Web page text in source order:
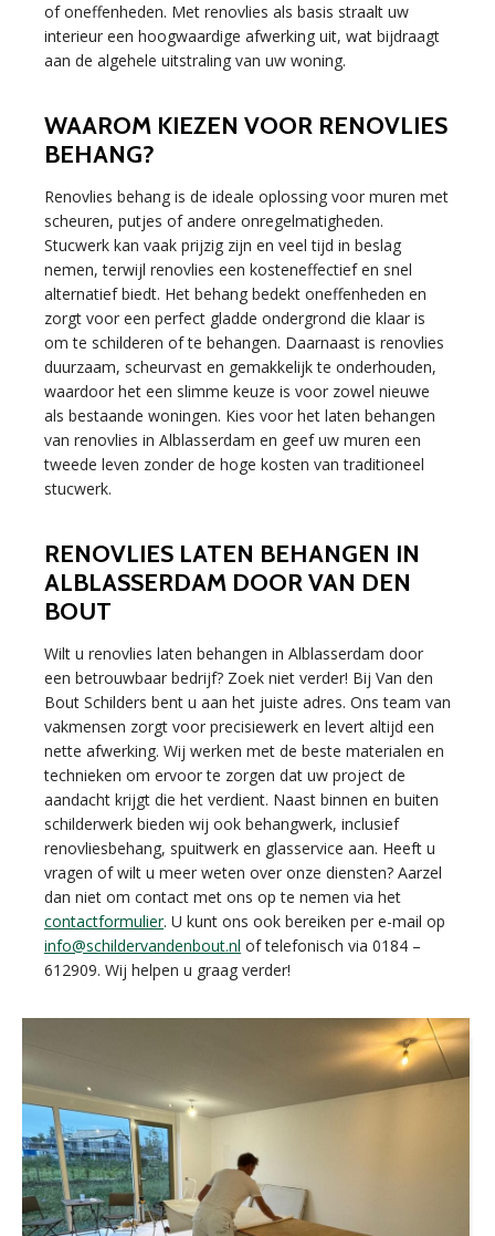
of oneffenheden. Met renovlies als basis straalt uw
interieur een hoogwaardige afwerking uit, wat bijdraagt
aan de algehele uitstraling van uw woning.
WAAROM KIEZEN VOOR RENOVLIES
BEHANG?
Renovlies behang is de ideale oplossing voor muren met
scheuren, putjes of andere onregelmatigheden.
Stucwerk kan vaak prijzig zijn en veel tijd in beslag
nemen, terwijl renovlies een kosteneffectief en snel
alternatief biedt. Het behang bedekt oneffenheden en
zorgt voor een perfect gladde ondergrond die klaar is
om te schilderen of te behangen. Daarnaast is renovlies
duurzaam, scheurvast en gemakkelijk te onderhouden,
waardoor het een slimme keuze is voor zowel nieuwe
als bestaande woningen. Kies voor het laten behangen
van renovlies in Alblasserdam en geef uw muren een
tweede leven zonder de hoge kosten van traditioneel
stucwerk.
RENOVLIES LATEN BEHANGEN IN
ALBLASSERDAM DOOR VAN DEN
BOUT
Wilt u renovlies laten behangen in Alblasserdam door
een betrouwbaar bedrijf? Zoek niet verder! Bij Van den
Bout Schilders bent u aan het juiste adres. Ons team van
vakmensen zorgt voor precisiewerk en levert altijd een
nette afwerking. Wij werken met de beste materialen en
technieken om ervoor te zorgen dat uw project de
aandacht krijgt die het verdient. Naast binnen en buiten
schilderwerk bieden wij ook behangwerk, inclusief
renovliesbehang, spuitwerk en glasservice aan. Heeft u
vragen of wilt u meer weten over onze diensten? Aarzel
dan niet om contact met ons op te nemen via het
contactformulier. U kunt ons ook bereiken per e-mail op
info@schildervandenbout.nl of telefonisch via 0184 –
612909. Wij helpen u graag verder!